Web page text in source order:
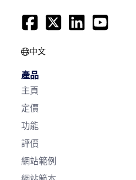
中文
產品
主頁
定價
功能
評價
網站範例